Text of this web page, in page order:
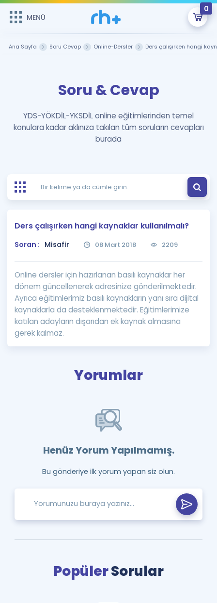
MENÜ
0
Şifremi Hatırlamıyorum
GİRİŞ YAP
Remzi Hoca ile seni sınava hazırlayacak onlarca eğitim seni
bekliyor!
MENÜ
Çalışma Paketleri
Kitaplar ve Kaynaklar
Ücretsiz Kaynaklar
Puan Hesaplama
Rehberlik Aracı
ÖSYM Sınav Takvimi
Kampanyalar
Blog
İngilizce Gramer
Blog
İngilizce Gramer
Hakkımızda
Ana Sayfa Soru Cevap Online-Dersler Ders çalışırken hangi
Soru & Cevap
YDS-YÖKDİL-YKSDİL online eğitimlerinden temel
konulara kadar aklınıza takılan tüm soruların cevapları
burada
Ders çalışırken hangi kaynaklar kullanılmalı?
Soran : Misafir 08 Mart 2018 2209
Online dersler için hazırlanan basılı kaynaklar her
dönem güncellenerek adresinize gönderilmektedir.
Ayrıca eğitimlerimiz basılı kaynakların yanı sıra dijital
kaynaklarla da desteklenmektedir. Eğitimlerimize
katılan adayların dışarıdan ek kaynak almasına
gerek kalmaz.
Yorumlar
Henüz Yorum Yapılmamış.
Bu gönderiye ilk yorum yapan siz olun.
PopülerSorular